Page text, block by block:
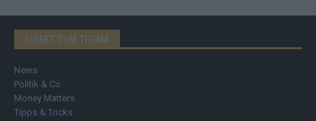
DIREKT ZUM THEMA
News
Politik & Co
Money Matters
Tipps & Tricks